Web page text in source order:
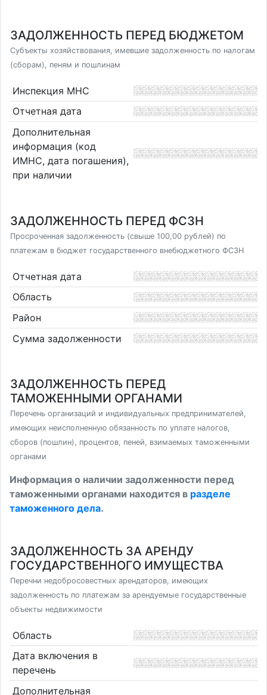
ЗАДОЛЖЕННОСТЬ ПЕРЕД БЮДЖЕТОМ
Субъекты хозяйствования, имевшие задолженность по налогам
(сборам), пеням и пошлинам
Инспекция МНС
Отчетная дата
Дополнительная
информация (код
ИМНС, дата погашения),
при наличии
ЗАДОЛЖЕННОСТЬ ПЕРЕД ФСЗН
Просроченная задолженность (свыше 100,00 рублей) по
платежам в бюджет государственного внебюджетного ФСЗН
Отчетная дата
Область
Район
Сумма задолженности
ЗАДОЛЖЕННОСТЬ ПЕРЕД
ТАМОЖЕННЫМИ ОРГАНАМИ
Перечень организаций и индивидуальных предпринимателей,
имеющих неисполненную обязанность по уплате налогов,
сборов (пошлин), процентов, пеней, взимаемых таможенными
органами
Информация о наличии задолженности перед
таможенными органами находится в разделе
таможенного дела.
ЗАДОЛЖЕННОСТЬ ЗА АРЕНДУ
ГОСУДАРСТВЕННОГО ИМУЩЕСТВА
Перечни недобросовестных арендаторов, имеющих
задолженность по платежам за арендуемые государственные
объекты недвижимости
Область
Дата включения в
перечень
Дополнительная